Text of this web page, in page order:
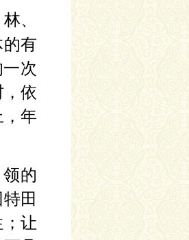
、
有
次
依
年
的
田
让